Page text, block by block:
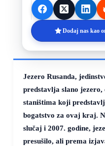
Dodaj nas kao
Jezero Rusanda,
predstavlja slano
staništima koji
bogatstvo za ovaj kraj.
slučaj i 2007. godine,
presušilo, ali prema